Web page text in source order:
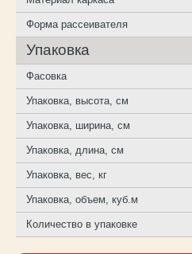
Форма рассеивателя
Упаковка
Фасовка
Упаковка, высота, см
Упаковка, ширина, см
Упаковка, длина, см
Упаковка, вес, кг
Упаковка, объем, куб.м
Количество в упаковке